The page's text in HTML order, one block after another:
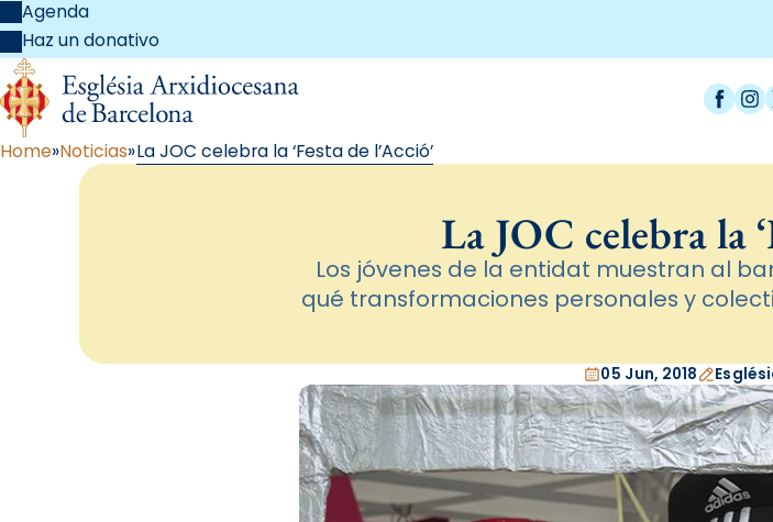
Agenda
Haz un donativo
Home Noticias La JOC celebra la ‘Festa de l’Acció’
La JOC celebra la
Los jóvenes de la entidat muestran al
qué transformaciones personales y
05 Jun, 2018